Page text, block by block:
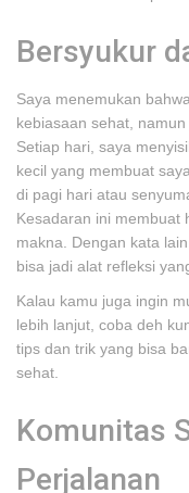
Bersyukur
Saya menemukan
kebiasaan sehat,
Setiap hari, saya
kecil yang membuat
di pagi hari atau
Kesadaran ini membuat
makna. Dengan kata
bisa jadi alat refleksi
Kalau kamu juga ingin
lebih lanjut, coba deh
tips dan trik yang bisa
sehat.
Komunitas
Perjalanan